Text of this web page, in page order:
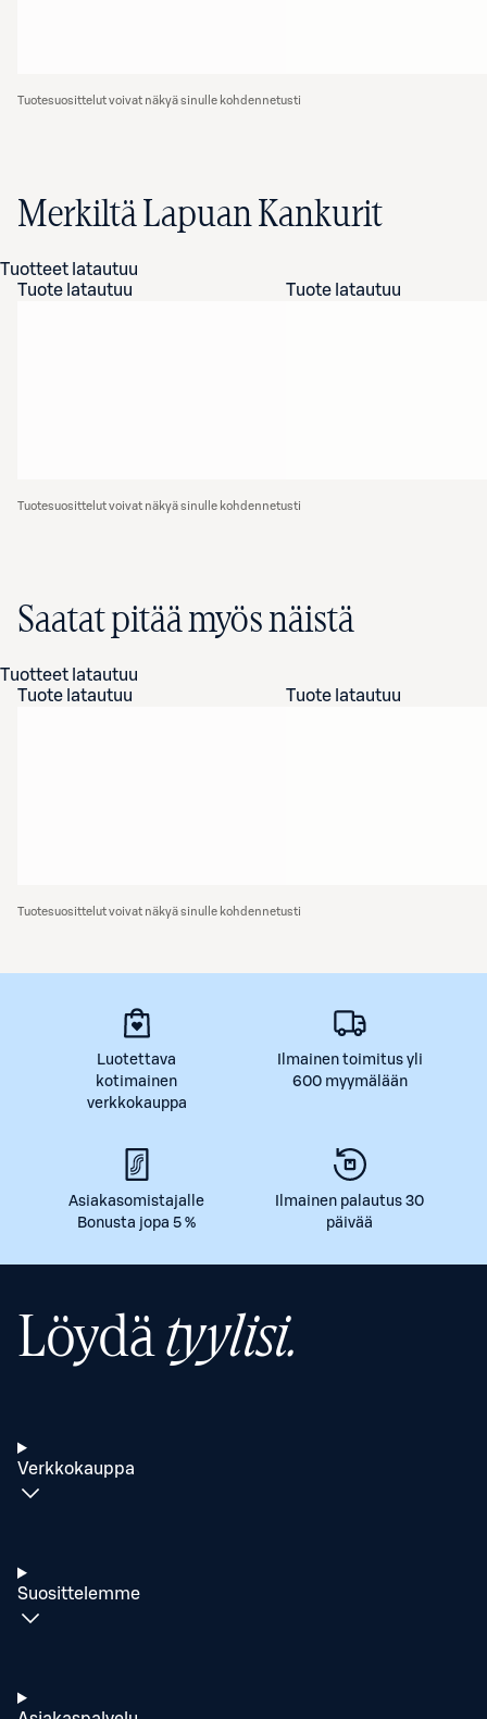
Tuotesuosittelut voivat näkyä sinulle kohdennetusti
Merkiltä Lapuan Kankurit
Tuotteet latautuu
Tuote latautuu
Tuote latautuu
Tuotesuosittelut voivat näkyä sinulle kohdennetusti
Saatat pitää myös näistä
Tuotteet latautuu
Tuote latautuu
Tuote latautuu
Tuotesuosittelut voivat näkyä sinulle kohdennetusti
Luotettava
kotimainen
verkkokauppa
Ilmainen toimitus yli
600 myymälään
Asiakasomistajalle
Bonusta jopa 5 %
Ilmainen palautus 30
päivää
Löydätyylisi.
Verkkokauppa
Suosittelemme